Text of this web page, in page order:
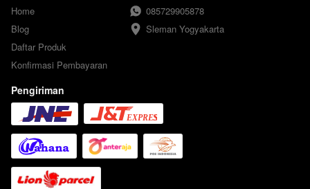
Home
Blog
Daftar Produk
Konfirmasi Pembayaran
085729905878
Sleman Yogyakarta
Pengiriman